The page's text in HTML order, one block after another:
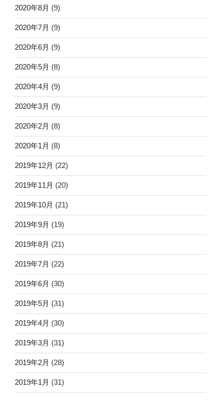
2020年8月 (9)
2020年7月 (9)
2020年6月 (9)
2020年5月 (8)
2020年4月 (9)
2020年3月 (9)
2020年2月 (8)
2020年1月 (8)
2019年12月 (22)
2019年11月 (20)
2019年10月 (21)
2019年9月 (19)
2019年8月 (21)
2019年7月 (22)
2019年6月 (30)
2019年5月 (31)
2019年4月 (30)
2019年3月 (31)
2019年2月 (28)
2019年1月 (31)